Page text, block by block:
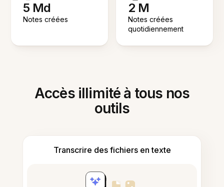
5 Md
Notes créées
2 M
Notes créées
quotidiennement
Accès illimité à tous nos
outils
Transcrire des fichiers en texte